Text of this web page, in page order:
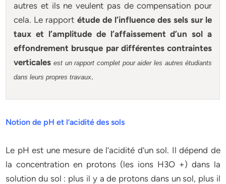
autres et ils ne veulent pas de compensation pour
cela. Le rapport étude de l’influence des sels sur le
taux et l’amplitude de l’affaissement d’un sol a
effondrement brusque par différentes contraintes
verticales est un rapport complet pour aider les autres étudiants
dans leurs propres travaux.
Notion de pH et l’acidité des sols
Le pH est une mesure de l’acidité d’un sol. Il dépend de
la concentration en protons (les ions H3O +) dans la
solution du sol : plus il y a de protons dans un sol, plus il